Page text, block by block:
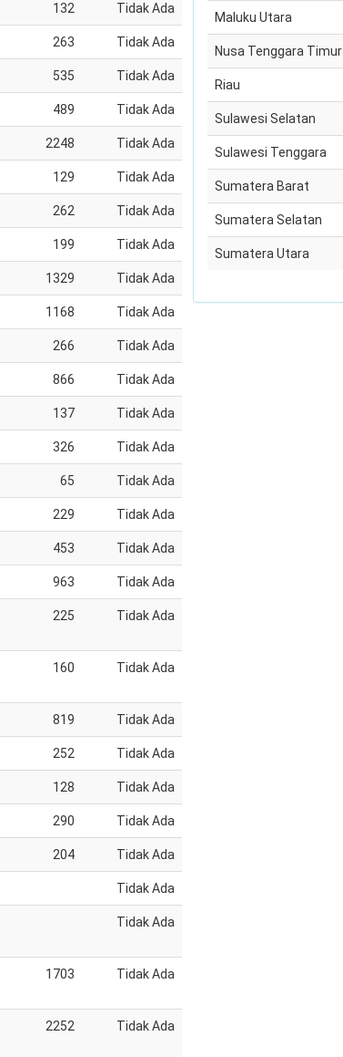
132 Tidak Ada
263 Tidak Ada
535 Tidak Ada
489 Tidak Ada
2248 Tidak Ada
129 Tidak Ada
262 Tidak Ada
199 Tidak Ada
1329 Tidak Ada
1168 Tidak Ada
266 Tidak Ada
866 Tidak Ada
137 Tidak Ada
326 Tidak Ada
65 Tidak Ada
229 Tidak Ada
453 Tidak Ada
963 Tidak Ada
225 Tidak Ada
160 Tidak Ada
819 Tidak Ada
252 Tidak Ada
128 Tidak Ada
290 Tidak Ada
204 Tidak Ada
Tidak Ada
Tidak Ada
1703 Tidak Ada
2252 Tidak Ada
Maluku Utara
Nusa Tenggara Timur
Riau
Sulawesi Selatan
Sulawesi Tenggara
Sumatera Barat
Sumatera Selatan
Sumatera Utara